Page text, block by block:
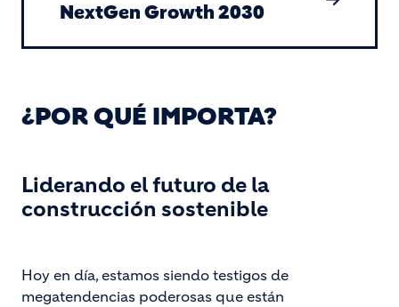
NextGen Growth 2030
¿POR QUÉ IMPORTA?
Liderando el futuro de la
construcción sostenible
Hoy en día, estamos siendo testigos de
megatendencias poderosas que están